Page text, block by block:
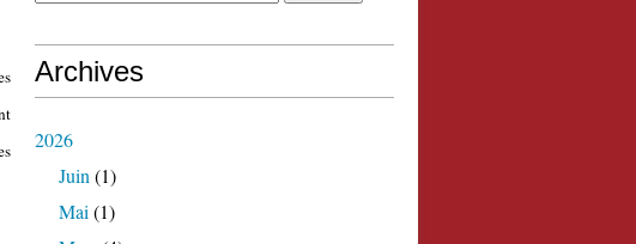
Archives
2026
Juin (1)
Mai (1)